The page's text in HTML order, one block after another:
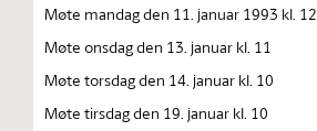
Møte mandag den 11. januar 1993 kl. 12
Møte onsdag den 13. januar kl. 11
Møte torsdag den 14. januar kl. 10
Møte tirsdag den 19. januar kl. 10